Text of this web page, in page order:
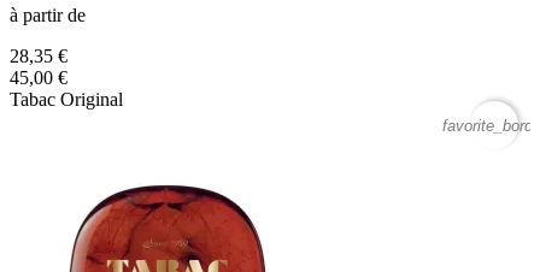
à partir de
28,35 €
45,00 €
Tabac Original